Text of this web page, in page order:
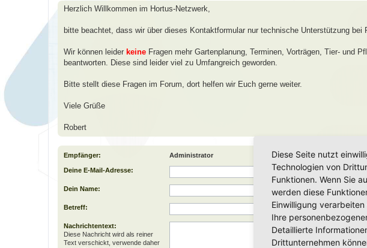
Herzlich Willkommen im Hortus-Netzwerk,
bitte beachtet, dass wir über dieses Kontaktformular nur technische Unterstützung bei
Wir können leider keine Fragen mehr Gartenplanung, Terminen, Vorträgen, Tier- und
beantworten. Diese sind leider viel zu Umfangreich geworden.
Bitte stellt diese Fragen im Forum, dort helfen wir Euch gerne weiter.
Viele Grüße
Robert
Empfänger: Administrator
Deine E-Mail-Adresse:
Dein Name:
Betreff:
Nachrichtentext:
Diese Nachricht wird als reiner
Text verschickt, verwende daher
Diese Seite nutzt
Technologien von
Funktionen. Wenn Sie
werden diese
Einwilligung
Ihre
Detaillierte
Drittunternehmen